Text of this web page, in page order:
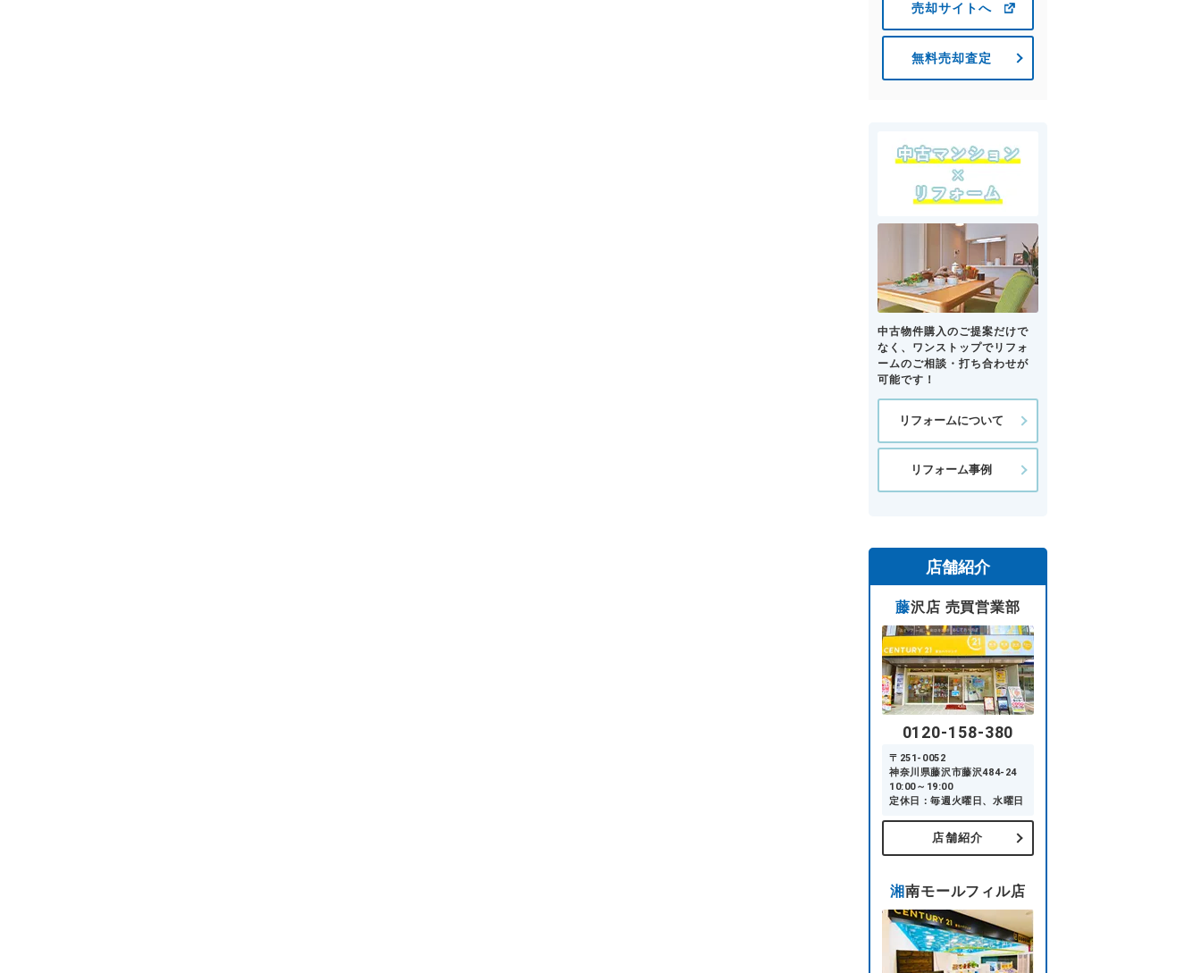
売却サイトへ
無料売却査定
中古物件購入のご提案だけで
なく、ワンストップでリフォ
ームのご相談・打ち合わせが
可能です！
リフォームについて
リフォーム事例
店舗紹介
藤沢店 売買営業部
0120-158-380
〒251-0052
神奈川県藤沢市藤沢484-24
10:00～19:00
定休日：毎週火曜日、水曜日
店舗紹介
湘南モールフィル店